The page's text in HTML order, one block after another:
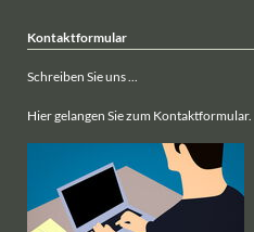
Kontaktformular
Schreiben Sie uns ...
Hier gelangen Sie zum Kontaktformular.